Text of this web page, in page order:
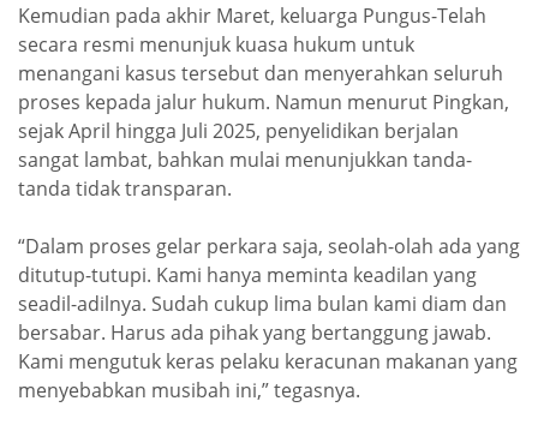
Kemudian pada akhir Maret, keluarga Pungus-Telah
secara resmi menunjuk kuasa hukum untuk
menangani kasus tersebut dan menyerahkan seluruh
proses kepada jalur hukum. Namun menurut Pingkan,
sejak April hingga Juli 2025, penyelidikan berjalan
sangat lambat, bahkan mulai menunjukkan tanda-
tanda tidak transparan.
“Dalam proses gelar perkara saja, seolah-olah ada yang
ditutup-tutupi. Kami hanya meminta keadilan yang
seadil-adilnya. Sudah cukup lima bulan kami diam dan
bersabar. Harus ada pihak yang bertanggung jawab.
Kami mengutuk keras pelaku keracunan makanan yang
menyebabkan musibah ini,” tegasnya.